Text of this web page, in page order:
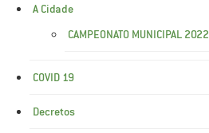
A Cidade
CAMPEONATO MUNICIPAL 2022
COVID 19
Decretos